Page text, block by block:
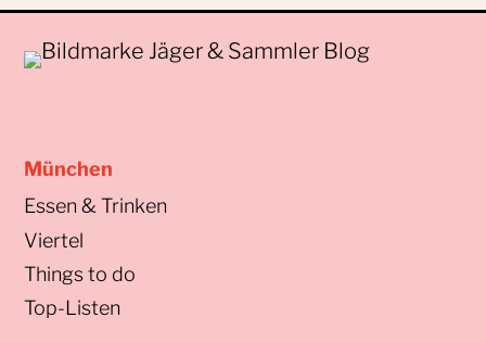
München
Essen & Trinken
Viertel
Things to do
Top-Listen